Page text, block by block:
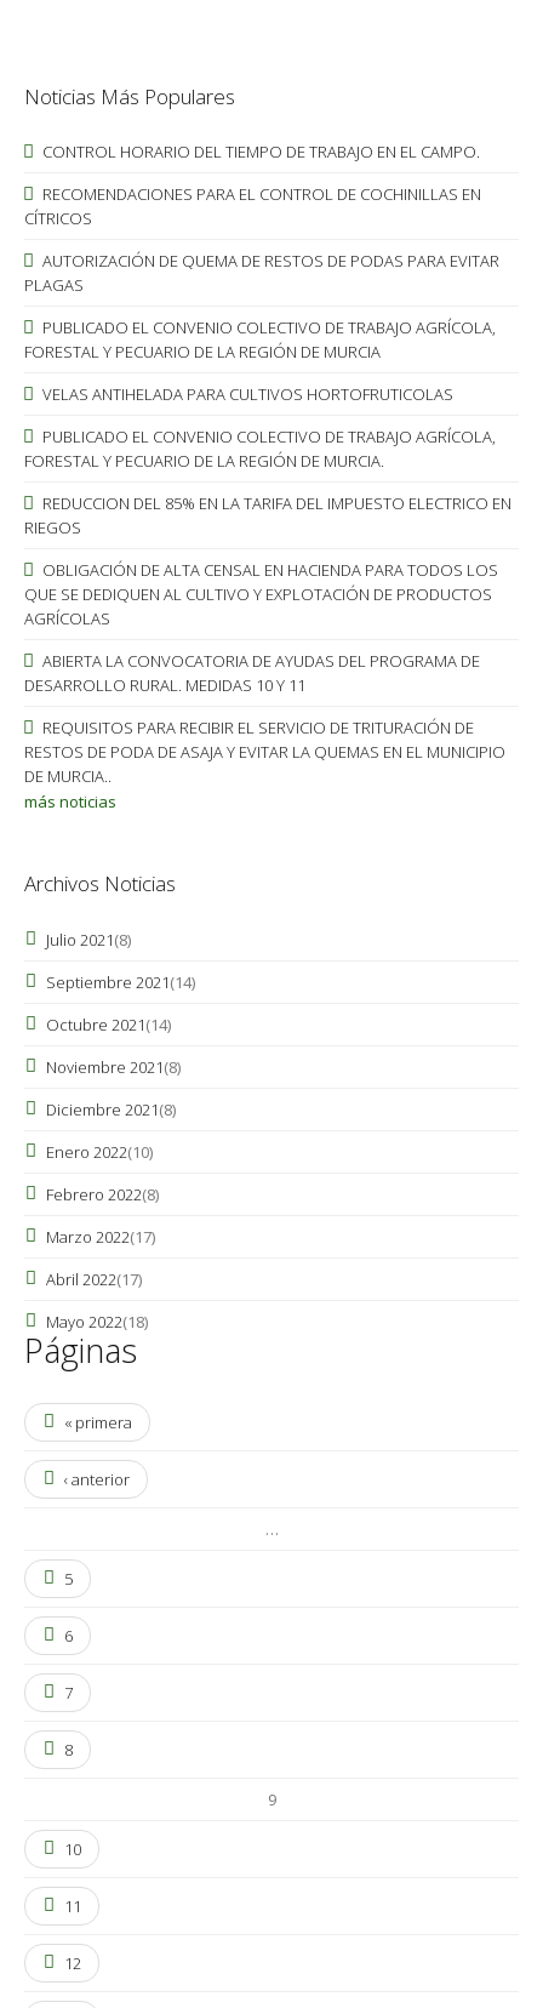
Noticias Más Populares
CONTROL HORARIO DEL TIEMPO DE TRABAJO EN EL CAMPO.
RECOMENDACIONES PARA EL CONTROL DE COCHINILLAS EN
CÍTRICOS
AUTORIZACIÓN DE QUEMA DE RESTOS DE PODAS PARA EVITAR
PLAGAS
PUBLICADO EL CONVENIO COLECTIVO DE TRABAJO AGRÍCOLA,
FORESTAL Y PECUARIO DE LA REGIÓN DE MURCIA
VELAS ANTIHELADA PARA CULTIVOS HORTOFRUTICOLAS
PUBLICADO EL CONVENIO COLECTIVO DE TRABAJO AGRÍCOLA,
FORESTAL Y PECUARIO DE LA REGIÓN DE MURCIA.
REDUCCION DEL 85% EN LA TARIFA DEL IMPUESTO ELECTRICO EN
RIEGOS
OBLIGACIÓN DE ALTA CENSAL EN HACIENDA PARA TODOS LOS
QUE SE DEDIQUEN AL CULTIVO Y EXPLOTACIÓN DE PRODUCTOS
AGRÍCOLAS
ABIERTA LA CONVOCATORIA DE AYUDAS DEL PROGRAMA DE
DESARROLLO RURAL. MEDIDAS 10 Y 11
REQUISITOS PARA RECIBIR EL SERVICIO DE TRITURACIÓN DE
RESTOS DE PODA DE ASAJA Y EVITAR LA QUEMAS EN EL MUNICIPIO
DE MURCIA..
más noticias
Archivos Noticias
Julio 2021(8)
Septiembre 2021(14)
Octubre 2021(14)
Noviembre 2021(8)
Diciembre 2021(8)
Enero 2022(10)
Febrero 2022(8)
Marzo 2022(17)
Abril 2022(17)
Mayo 2022(18)
Páginas
« primera
‹ anterior
…
5
6
7
8
9
10
11
12